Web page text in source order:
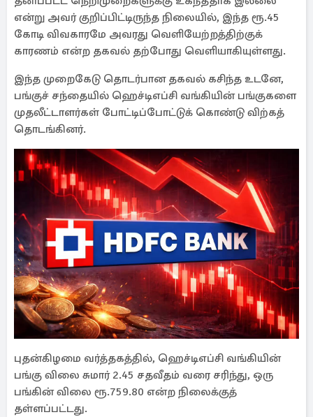
என்று அவர் குறிப்பிட்டிருந்த நிலையில், இந்த ரூ.45
கோடி விவகாரமே அவரது வெளியேற்றத்திற்குக்
காரணம் என்ற தகவல் தற்போது வெளியாகியுள்ளது.
இந்த முறைகேடு தொடர்பான தகவல் கசிந்த உடனே,
பங்குச் சந்தையில் ஹெச்டிஎப்சி வங்கியின் பங்குகளை
முதலீட்டாளர்கள் போட்டிப்போட்டுக் கொண்டு விற்கத்
தொடங்கினர்.
புதன்கிழமை வர்த்தகத்தில், ஹெச்டிஎப்சி வங்கியின்
பங்கு விலை சுமார் 2.45 சதவீதம் வரை சரிந்து, ஒரு
பங்கின் விலை ரூ.759.80 என்ற நிலைக்குத்
தள்ளப்பட்டது.